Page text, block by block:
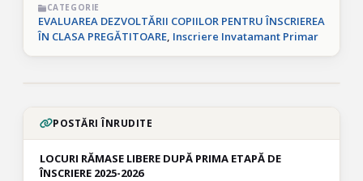
CATEGORIE
EVALUAREA DEZVOLTĂRII COPIILOR PENTRU ÎNSCRIEREA
ÎN CLASA PREGĂTITOARE, Inscriere Invatamant Primar
POSTĂRI ÎNRUDITE
LOCURI RĂMASE LIBERE DUPĂ PRIMA ETAPĂ DE
ÎNSCRIERE 2025-2026